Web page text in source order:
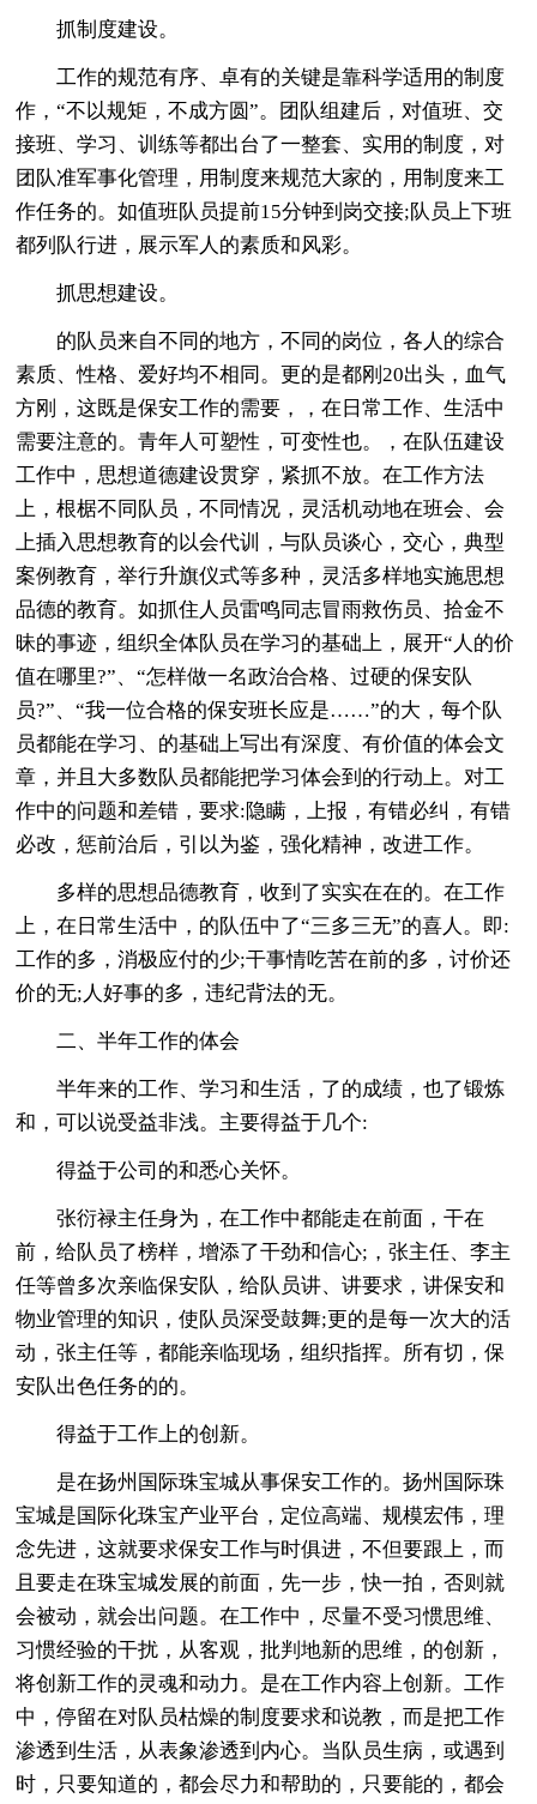
抓制度建设。
工作的规范有序、卓有的关键是靠科学适用的制度
作，“不以规矩，不成方圆”。团队组建后，对值班、交
接班、学习、训练等都出台了一整套、实用的制度，对
团队准军事化管理，用制度来规范大家的，用制度来工
作任务的。如值班队员提前15分钟到岗交接;队员上下班
都列队行进，展示军人的素质和风彩。
抓思想建设。
的队员来自不同的地方，不同的岗位，各人的综合
素质、性格、爱好均不相同。更的是都刚20出头，血气
方刚，这既是保安工作的需要，，在日常工作、生活中
需要注意的。青年人可塑性，可变性也。，在队伍建设
工作中，思想道德建设贯穿，紧抓不放。在工作方法
上，根椐不同队员，不同情况，灵活机动地在班会、会
上插入思想教育的以会代训，与队员谈心，交心，典型
案例教育，举行升旗仪式等多种，灵活多样地实施思想
品德的教育。如抓住人员雷鸣同志冒雨救伤员、拾金不
昧的事迹，组织全体队员在学习的基础上，展开“人的价
值在哪里?”、“怎样做一名政治合格、过硬的保安队
员?”、“我一位合格的保安班长应是……”的大，每个队
员都能在学习、的基础上写出有深度、有价值的体会文
章，并且大多数队员都能把学习体会到的行动上。对工
作中的问题和差错，要求:隐瞒，上报，有错必纠，有错
必改，惩前治后，引以为鉴，强化精神，改进工作。
多样的思想品德教育，收到了实实在在的。在工作
上，在日常生活中，的队伍中了“三多三无”的喜人。即:
工作的多，消极应付的少;干事情吃苦在前的多，讨价还
价的无;人好事的多，违纪背法的无。
二、半年工作的体会
半年来的工作、学习和生活，了的成绩，也了锻炼
和，可以说受益非浅。主要得益于几个:
得益于公司的和悉心关怀。
张衍禄主任身为，在工作中都能走在前面，干在
前，给队员了榜样，增添了干劲和信心;，张主任、李主
任等曾多次亲临保安队，给队员讲、讲要求，讲保安和
物业管理的知识，使队员深受鼓舞;更的是每一次大的活
动，张主任等，都能亲临现场，组织指挥。所有切，保
安队出色任务的的。
得益于工作上的创新。
是在扬州国际珠宝城从事保安工作的。扬州国际珠
宝城是国际化珠宝产业平台，定位高端、规模宏伟，理
念先进，这就要求保安工作与时俱进，不但要跟上，而
且要走在珠宝城发展的前面，先一步，快一拍，否则就
会被动，就会出问题。在工作中，尽量不受习惯思维、
习惯经验的干扰，从客观，批判地新的思维，的创新，
将创新工作的灵魂和动力。是在工作内容上创新。工作
中，停留在对队员枯燥的制度要求和说教，而是把工作
渗透到生活，从表象渗透到内心。当队员生病，或遇到
时，只要知道的，都会尽力和帮助的，只要能的，都会